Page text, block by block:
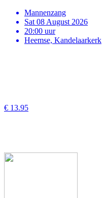
Mannenzang
Sat 08 August 2026
20:00 uur
Heemse, Kandelaarkerk
€ 13.95